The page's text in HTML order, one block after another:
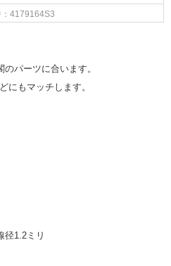
：4179164S3
パーツに合います。
にもマッチします。
1.2ミリ